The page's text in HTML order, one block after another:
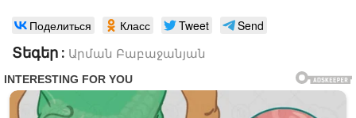
Поделиться Класс Tweet Send
Տեգեր : Արման Բաբաջանյան